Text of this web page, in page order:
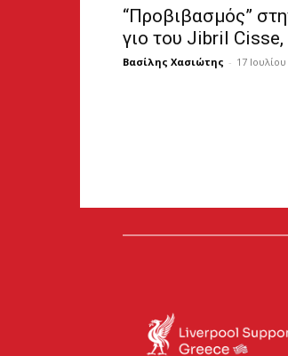
“Προβιβασμός”
γιο του Jibril Cisse,
Βασίλης Χασιώτης - 17